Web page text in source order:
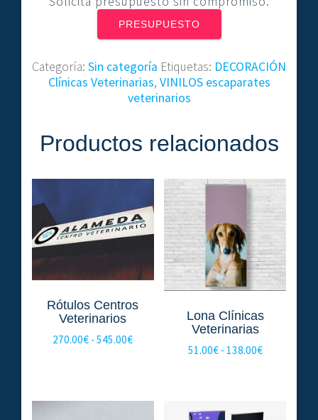
PRESUPUESTO
Categoría: Sin categoría Etiquetas: DECORACIÓN
Clínicas Veterinarias, VINILOS escaparates
veterinarios
Productos relacionados
Rótulos Centros
Veterinarios
270.00€ - 545.00€Rango
270.00€
Lona Clínicas
Veterinarias
51.00€ - 138.00€Rango
51.00€